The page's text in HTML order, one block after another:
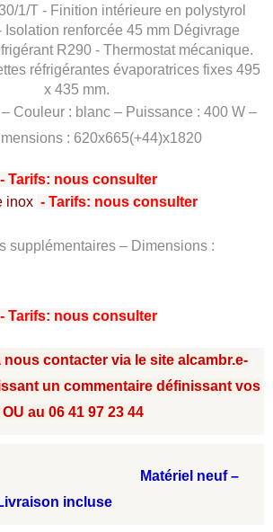
1/T - Finition intérieure en polystyrol
Isolation renforcée 45 mm Dégivrage
R290 - Thermostat mécanique.
réfrigérantes évaporatrices fixes 495
x 435 mm.
Couleur : blanc – Puissance : 400 W –
: 620x665(+44)x1820
- Tarifs: nous consulter
inox - Tarifs: nous consulter
supplémentaires – Dimensions :
- Tarifs: nous consulter
nous contacter via le site alcambr.e-
un commentaire définissant vos
au 06 41 97 23 44
Matériel neuf –
incluse